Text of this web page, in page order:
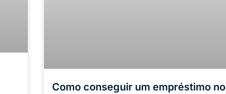
Como conseguir um empréstimo no